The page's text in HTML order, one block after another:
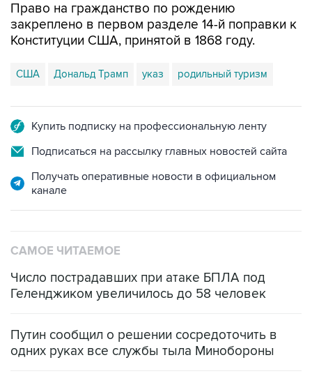
Право на гражданство по рождению
закреплено в первом разделе 14-й поправки к
Конституции США, принятой в 1868 году.
США Дональд Трамп указ родильный туризм
Купить подписку на профессиональную ленту
Подписаться на рассылку главных новостей сайта
Получать оперативные новости в официальном
канале
САМОЕ ЧИТАЕМОЕ
Число пострадавших при атаке БПЛА под
Геленджиком увеличилось до 58 человек
Путин сообщил о решении сосредоточить в
одних руках все службы тыла Минобороны